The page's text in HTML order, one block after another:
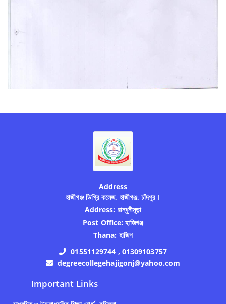
Address
হাজীগঞ্জ ডিগ্রি কলেজ, হাজীগঞ্জ, চাঁদপুর।
Address: রান্ধুনীমূড়া
Post Office: হাজিগঞ্জ
Thana: হাজিগ
01551129744 , 01309103757
degreecollegehajigonj@yahoo.com
Important Links